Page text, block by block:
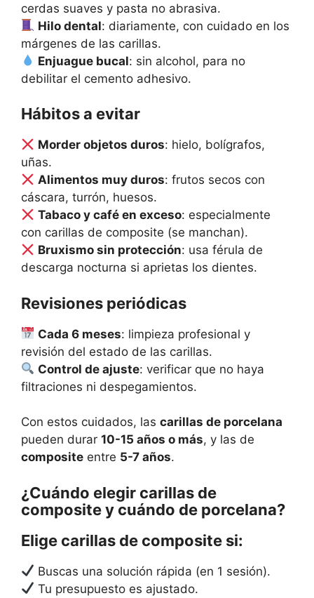
cerdas suaves y pasta no abrasiva.
Hilo dental: diariamente, con cuidado en los
márgenes de las carillas.
Enjuague bucal: sin alcohol, para no
debilitar el cemento adhesivo.
Hábitos a evitar
Morder objetos duros: hielo, bolígrafos,
uñas.
Alimentos muy duros: frutos secos con
cáscara, turrón, huesos.
Tabaco y café en exceso: especialmente
con carillas de composite (se manchan).
Bruxismo sin protección: usa férula de
descarga nocturna si aprietas los dientes.
Revisiones periódicas
Cada 6 meses: limpieza profesional y
revisión del estado de las carillas.
Control de ajuste: verificar que no haya
filtraciones ni despegamientos.
Con estos cuidados, las carillas de porcelana
pueden durar 10-15 años o más, y las de
composite entre 5-7 años.
¿Cuándo elegir carillas de
composite y cuándo de porcelana?
Elige carillas de composite si:
Buscas una solución rápida (en 1 sesión).
Tu presupuesto es ajustado.